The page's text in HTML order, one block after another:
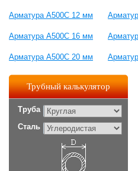
Арматура А500С 12 мм
Арматура А500С 16 мм
Арматура А500С 20 мм
Трубный калькулятор
Труба
Сталь